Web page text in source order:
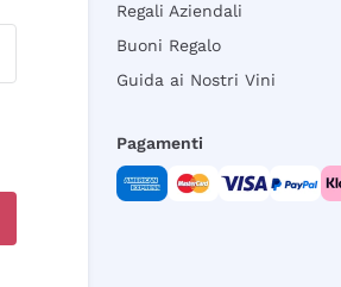
Regali Aziendali
Buoni Regalo
Guida ai Nostri Vini
Pagamenti